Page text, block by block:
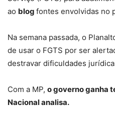
ao blog fontes envolvidas no
Na semana passada, o
de usar o FGTS por ser
destravar dificuldades
Com a MP, o governo ganha
Nacional analisa.